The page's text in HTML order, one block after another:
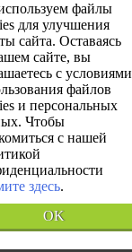
права защищены.
файлы
для улучшения
сайта. Оставаясь
сайте, вы
с условиями
файлов
и персональных
Чтобы
с нашей
здесь.
OK